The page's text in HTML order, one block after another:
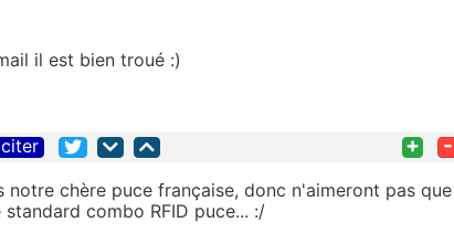
il est bien troué :)
citer + -
notre chère puce française, donc n'aimeront pas que
combo RFID puce... :/